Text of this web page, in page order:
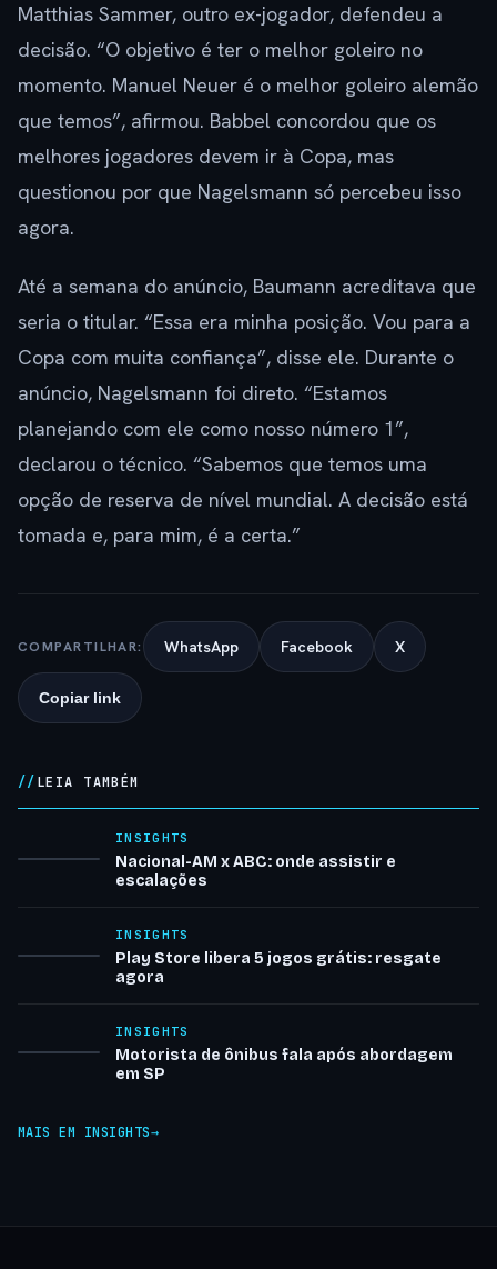
Matthias Sammer, outro ex-jogador, defendeu a
decisão. “O objetivo é ter o melhor goleiro no
momento. Manuel Neuer é o melhor goleiro alemão
que temos”, afirmou. Babbel concordou que os
melhores jogadores devem ir à Copa, mas
questionou por que Nagelsmann só percebeu isso
agora.
Até a semana do anúncio, Baumann acreditava que
seria o titular. “Essa era minha posição. Vou para a
Copa com muita confiança”, disse ele. Durante o
anúncio, Nagelsmann foi direto. “Estamos
planejando com ele como nosso número 1”,
declarou o técnico. “Sabemos que temos uma
opção de reserva de nível mundial. A decisão está
tomada e, para mim, é a certa.”
COMPARTILHAR: WhatsApp Facebook X
Copiar link
LEIA TAMBÉM
INSIGHTS
Nacional-AM x ABC: onde assistir e
escalações
INSIGHTS
Play Store libera 5 jogos grátis: resgate
agora
INSIGHTS
Motorista de ônibus fala após abordagem
em SP
MAIS EM INSIGHTS